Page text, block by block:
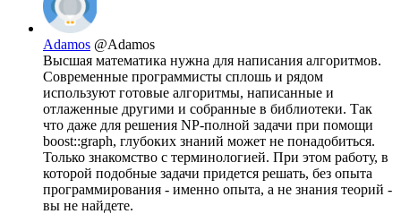
Adamos @Adamos
Высшая математика нужна для написания алгоритмов.
Современные программисты сплошь и рядом
используют готовые алгоритмы, написанные и
отлаженные другими и собранные в библиотеки. Так
что даже для решения NP-полной задачи при помощи
boost::graph, глубоких знаний может не понадобиться.
Только знакомство с терминологией. При этом работу, в
которой подобные задачи придется решать, без опыта
программирования - именно опыта, а не знания теорий -
вы не найдете.